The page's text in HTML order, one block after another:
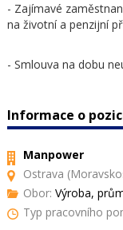
- Zajímavé
na životní a penzijní
- Smlouva na dobu
Informace o
Manpower
Ostrava
Obor: Výroba,
Typ pracovního